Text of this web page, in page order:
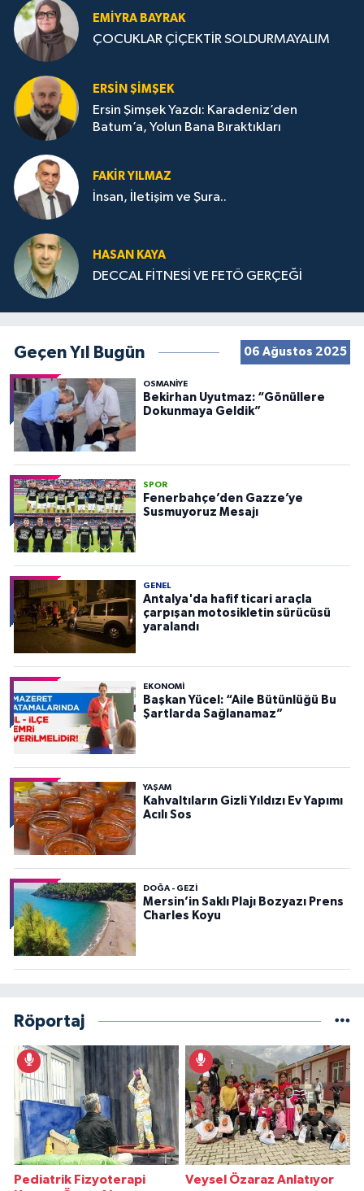
EMIYRA BAYRAK
ÇOCUKLAR ÇİÇEKTİR SOLDURMAYALIM
ERSIN ŞIMŞEK
Ersin Şimşek Yazdı: Karadeniz’den
Batum’a, Yolun Bana Bıraktıkları
FAKIR YILMAZ
İnsan, İletişim ve Şura..
HASAN KAYA
DECCAL FİTNESİ VE FETÖ GERÇEĞİ
Geçen Yıl Bugün 06 Ağustos 2025
OSMANIYE
Bekirhan Uyutmaz: “Gönüllere
Dokunmaya Geldik”
SPOR
Fenerbahçe’den Gazze’ye
Susmuyoruz Mesajı
GENEL
Antalya'da hafif ticari araçla
çarpışan motosikletin sürücüsü
yaralandı
EKONOMI
Başkan Yücel: “Aile Bütünlüğü Bu
Şartlarda Sağlanamaz”
YAŞAM
Kahvaltıların Gizli Yıldızı Ev Yapımı
Acılı Sos
DOĞA - GEZI
Mersin’in Saklı Plajı Bozyazı Prens
Charles Koyu
Röportaj
Pediatrik Fizyoterapi
Veysel Özaraz Anlatıyor